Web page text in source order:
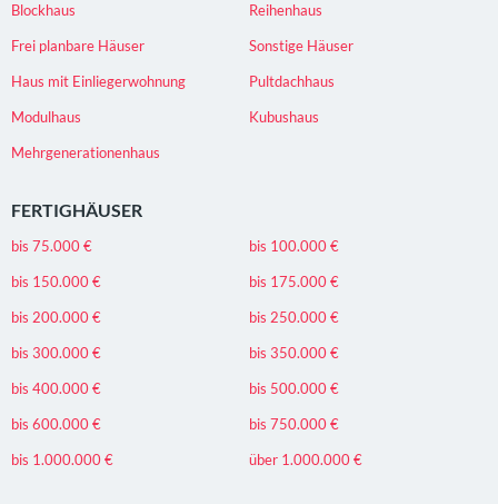
Blockhaus
Reihenhaus
Frei planbare Häuser
Sonstige Häuser
Haus mit Einliegerwohnung
Pultdachhaus
Modulhaus
Kubushaus
Mehrgenerationenhaus
FERTIGHÄUSER
bis 75.000 €
bis 100.000 €
bis 150.000 €
bis 175.000 €
bis 200.000 €
bis 250.000 €
bis 300.000 €
bis 350.000 €
bis 400.000 €
bis 500.000 €
bis 600.000 €
bis 750.000 €
bis 1.000.000 €
über 1.000.000 €